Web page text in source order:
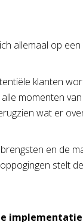
allemaal op
klanten
momenten
wat er
en de